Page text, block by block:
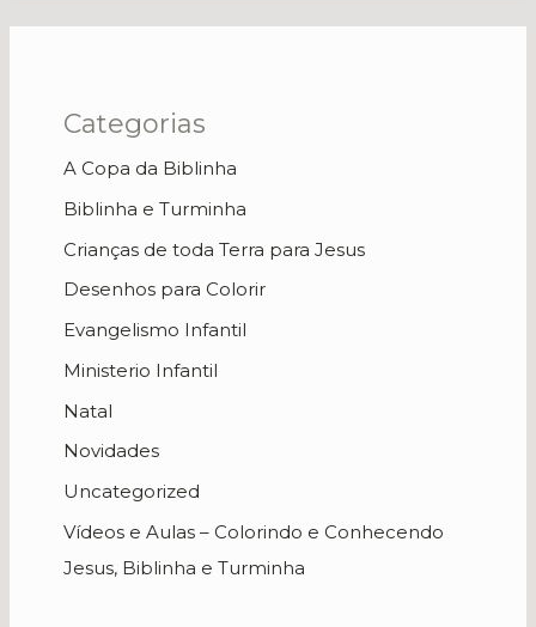
Categorias
A Copa da Biblinha
Biblinha e Turminha
Crianças de toda Terra para Jesus
Desenhos para Colorir
Evangelismo Infantil
Ministerio Infantil
Natal
Novidades
Uncategorized
Vídeos e Aulas – Colorindo e Conhecendo
Jesus, Biblinha e Turminha